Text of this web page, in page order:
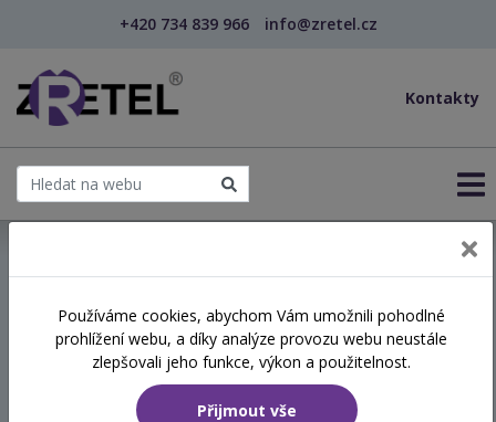
+420 734 839 966 info@zretel.cz
Kontakty
šablony
Drobné hry pro děti
mladšího školního věku II.
Používáme cookies, abychom Vám umožnili pohodlné
prohlížení webu, a díky analýze provozu webu neustále
zlepšovali jeho funkce, výkon a použitelnost.
Přijmout vše